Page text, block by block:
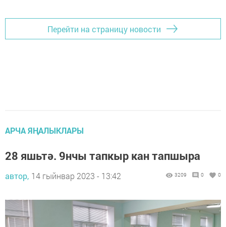
Перейти на страницу новости
АРЧА ЯҢАЛЫКЛАРЫ
28 яшьтә. 9нчы тапкыр кан тапшыра
автор, 14 гыйнвар 2023 - 13:42 3209 0 0